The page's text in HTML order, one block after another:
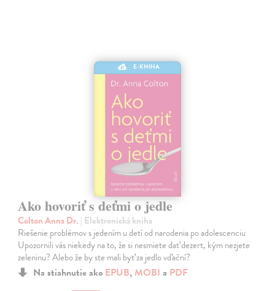
E-KNIHA
Ako hovoriť s deťmi o jedle
Colton Anna Dr. | Elektronická kniha
Riešenie problémov s jedením u detí od narodenia po adolescenciu
Upozornili vás niekedy na to, že si nesmiete dať dezert, kým nezjete
zeleninu? Alebo že by ste mali byť za jedlo vďační?
Na stiahnutie ako EPUB, MOBI a PDF